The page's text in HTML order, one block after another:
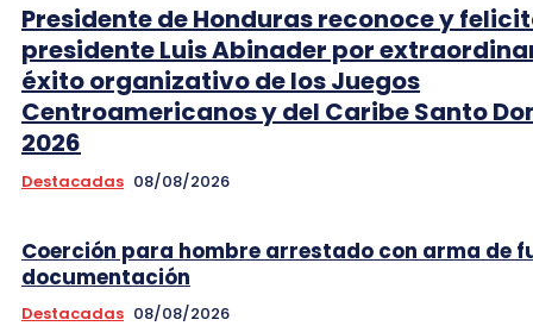
Presidente de Honduras reconoce y
presidente Luis Abinader por
éxito organizativo de los Juegos
Centroamericanos y del Caribe Santo
2026
Destacadas 08/08/2026
Coerción para hombre arrestado con arma de
documentación
Destacadas 08/08/2026